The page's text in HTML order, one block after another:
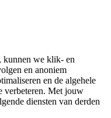
kunnen we klik- en
en anoniem
en de algehele
verbeteren. Met jouw
diensten van derden